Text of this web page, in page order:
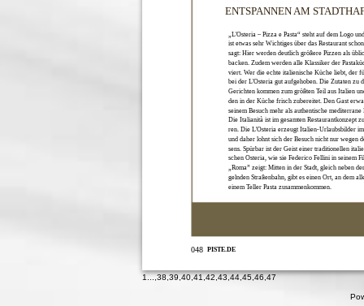
048 PISTE.DE
ENTSPANNEN AM
„L'Osteria – Pizza e Pasta“ steht auf dem Logo
ist etwas sehr Wichtiges über das Restaurant
sagt: Hier werden deutlich größere Pizzen als
backen. Zudem werden alle Klassiker der
viert. Wer die echte italienische Küche liebt, der
bei der L'Osteria gut aufgehoben. Die Zutaten zu
Gerichten kommen zum größten Teil aus Italien
den in der Küche frisch zubereitet. Den Gast
seinem Besuch mehr als authentische mediterrane
Die Italianità ist im gesamten Restaurantkonzept
ren. Die L'Osteria erzeugt Italien-Urlaubsbilder
und daher lohnt sich der Besuch nicht nur wegen
sens. Spürbar ist der Geist einer traditionellen
schen Osteria, wie sie Federico Fellini in seinem
„Roma” zeigt: Mitten in der Stadt, gleich neben
gelnden Straßenbahn, gibt es einen Ort, an dem
einem Teller Pasta zusammenkommen.
1...,38,39,40,41,42,43,44,45,46,47